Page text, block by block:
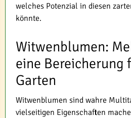
welches Potenzial in diesen
könnte.
Witwenblumen:
eine Bereicherung
Garten
Witwenblumen sind wahre
vielseitigen Eigenschaften